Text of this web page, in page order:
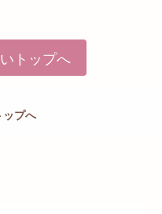
トップへ
プへ